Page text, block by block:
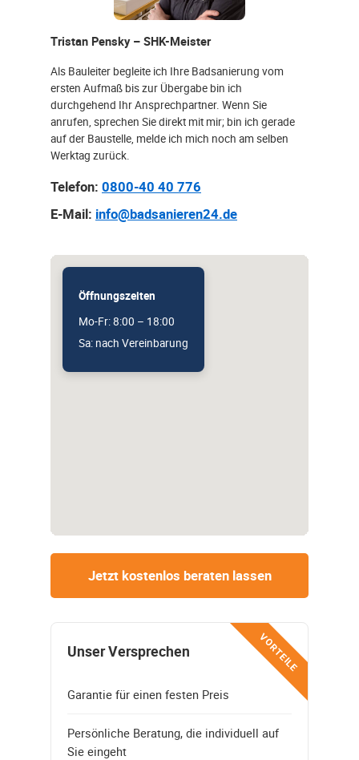
Tristan Pensky – SHK-Meister
Als Bauleiter begleite ich Ihre Badsanierung vom
ersten Aufmaß bis zur Übergabe bin ich
durchgehend Ihr Ansprechpartner. Wenn Sie
anrufen, sprechen Sie direkt mit mir; bin ich gerade
auf der Baustelle, melde ich mich noch am selben
Werktag zurück.
Telefon: 0800-40 40 776
E-Mail: info@badsanieren24.de
Öffnungszeiten
Mo-Fr: 8:00 – 18:00
Sa: nach Vereinbarung
Jetzt kostenlos beraten lassen
VORTEILE
Unser Versprechen
Garantie für einen festen Preis
Persönliche Beratung, die individuell auf
Sie eingeht